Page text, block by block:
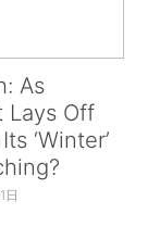
As
Lays Off
‘Winter’
日